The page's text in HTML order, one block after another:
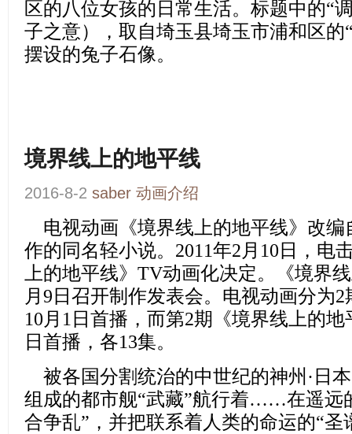
区的八位女孩的日常生活。标题中的“
子之意），取自埼玉县埼玉市浦和区的
摆设的兔子石像。
境界线上的地平线
2016-8-2 saber 动画介绍
电视动画 《境界线上的地平线》 改编
作的同名轻小说。2011年2月10日，电
上的地平线》TV动画化决定。《境界
月9日召开制作发表会。电视动画分为
10月1日首播，而第2期《境界线上的地
日首播，各13集。
被各国分割统治的中世纪的神州·日
组成的都市舰“武藏”航行着……在遥远
合争乱”，并把联系着人类的命运的“圣